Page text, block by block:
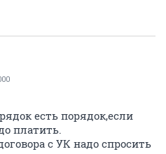
есть порядок,если
платить.
с УК надо спросить